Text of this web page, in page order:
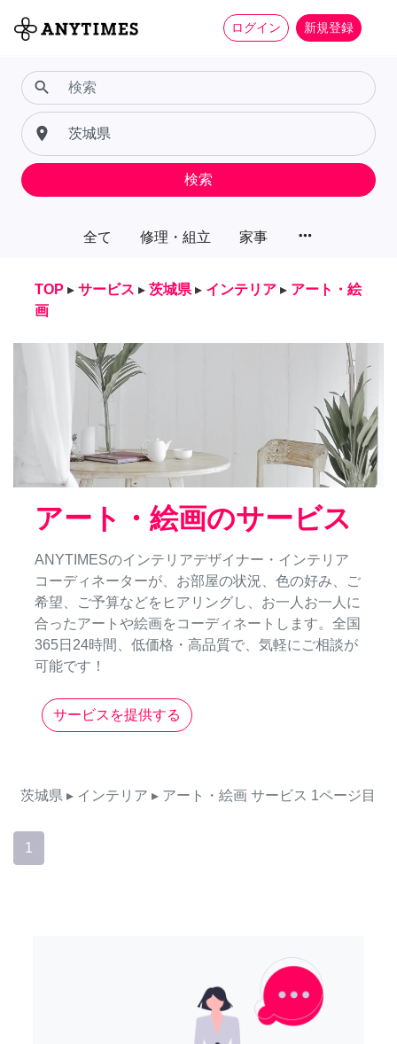
ログイン 新規登録
全て 修理・組立 家事 more_horiz
search
place
検索
TOP ▸ サービス ▸ 茨城県 ▸ インテリア ▸ アート・絵
画
アート・絵画のサービス
ANYTIMESのインテリアデザイナー・インテリア
コーディネーターが、お部屋の状況、色の好み、ご
希望、ご予算などをヒアリングし、お一人お一人に
合ったアートや絵画をコーディネートします。全国
365日24時間、低価格・高品質で、気軽にご相談が
可能です！
サービスを提供する
茨城県 ▸ インテリア ▸ アート・絵画 サービス 1ページ目
1